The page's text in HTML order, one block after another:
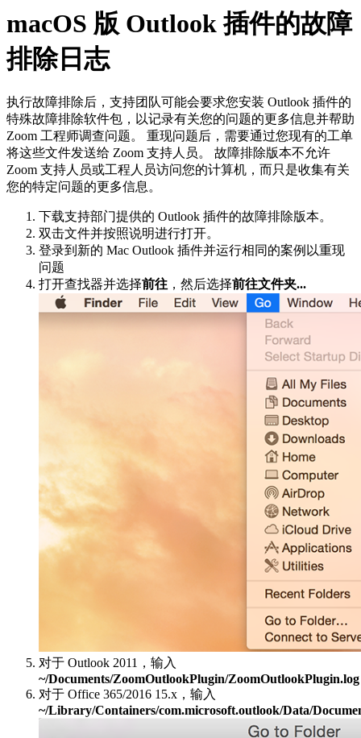
macOS 版 Outlook 插件的故障
排除日志
执行故障排除后，支持团队可能会要求您安装 Outlook 插件的
特殊故障排除软件包，以记录有关您的问题的更多信息并帮助
Zoom 工程师调查问题。 重现问题后，需要通过您现有的工单
将这些文件发送给 Zoom 支持人员。 故障排除版本不允许
Zoom 支持人员或工程人员访问您的计算机，而只是收集有关
您的特定问题的更多信息。
下载支持部门提供的 Outlook 插件的故障排除版本。
双击文件并按照说明进行打开。
登录到新的 Mac Outlook 插件并运行相同的案例以重现
问题
打开查找器并选择前往 ，然后选择前往文件夹...
对于 Outlook 2011，输入
~/Documents/ZoomOutlookPlugin/ZoomOutlookPlugin.log
对于 Office 365/2016 15.x，输入
~/Library/Containers/com.microsoft.outlook/Data/